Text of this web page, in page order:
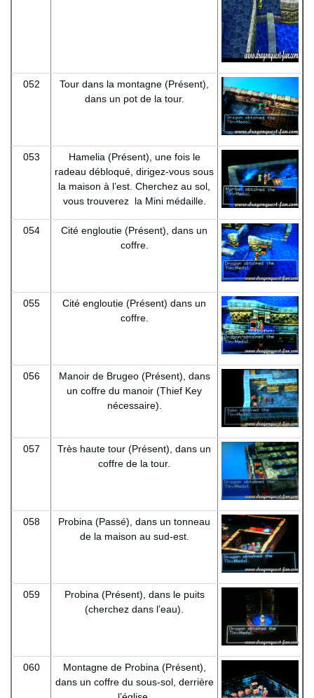
052
Tour dans la montagne (Présent),
dans un pot de la tour.
053
Hamelia (Présent), une fois le
radeau débloqué, dirigez-vous sous
la maison à l’est. Cherchez au sol,
vous trouverez la Mini médaille.
054
Cité engloutie (Présent), dans un
coffre.
055
Cité engloutie (Présent) dans un
coffre.
056
Manoir de Brugeo (Présent), dans
un coffre du manoir (Thief Key
nécessaire).
057
Très haute tour (Présent), dans un
coffre de la tour.
058
Probina (Passé), dans un tonneau
de la maison au sud-est.
059
Probina (Présent), dans le puits
(cherchez dans l’eau).
060
Montagne de Probina (Présent),
dans un coffre du sous-sol, derrière